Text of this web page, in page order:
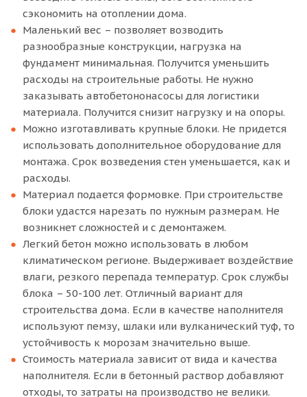
сэкономить на отоплении дома.
Маленький вес – позволяет возводить
разнообразные конструкции, нагрузка на
фундамент минимальная. Получится уменьшить
расходы на строительные работы. Не нужно
заказывать автобетононасосы для логистики
материала. Получится снизит нагрузку и на опоры.
Можно изготавливать крупные блоки. Не придется
использовать дополнительное оборудование для
монтажа. Срок возведения стен уменьшается, как и
расходы.
Материал подается формовке. При строительстве
блоки удастся нарезать по нужным размерам. Не
возникнет сложностей и с демонтажем.
Легкий бетон можно использовать в любом
климатическом регионе. Выдерживает воздействие
влаги, резкого перепада температур. Срок службы
блока – 50-100 лет. Отличный вариант для
строительства дома. Если в качестве наполнителя
используют пемзу, шлаки или вулканический туф, то
устойчивость к морозам значительно выше.
Стоимость материала зависит от вида и качества
наполнителя. Если в бетонный раствор добавляют
отходы, то затраты на производство не велики.